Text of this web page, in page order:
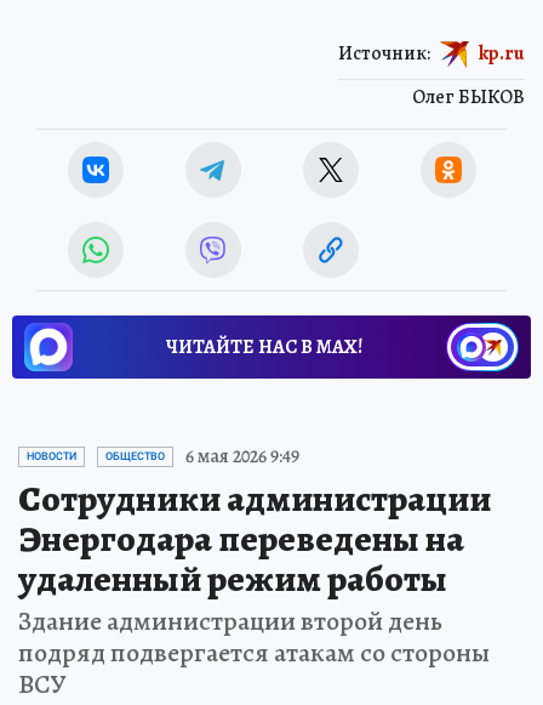
Олег БЫКОВ
Источник: kp.ru
ЧИТАЙТЕ НАС В МАХ!
НОВОСТИ ОБЩЕСТВО 6 мая 2026 9:49
Сотрудники администрации
Энергодара переведены на
удаленный режим работы
Здание администрации второй день
подряд подвергается атакам со стороны
ВСУ